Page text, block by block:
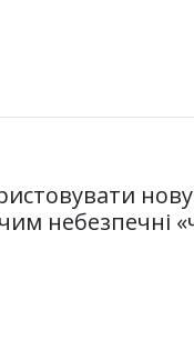
небезпечні